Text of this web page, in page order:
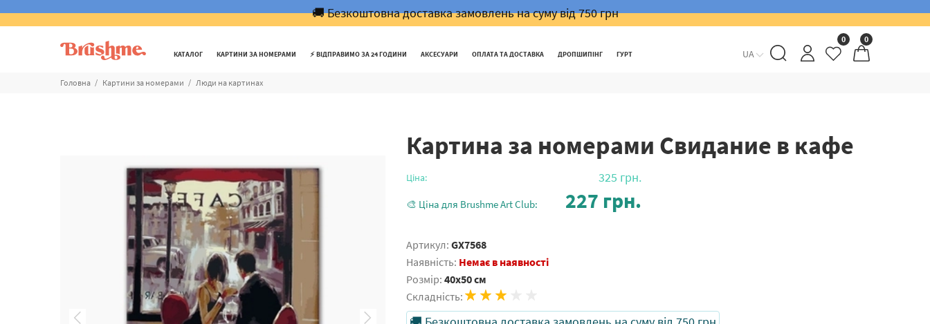
🚚 Безкоштовна доставка замовлень на суму від 750 грн
КАТАЛОГ КАРТИНИ ЗА НОМЕРАМИ ⚡️ ВІДПРАВИМО ЗА 24 ГОДИНИ АКСЕСУАРИ ОПЛАТА ТА ДОСТАВКА ДРОПШИПІНГ ГУРТ UA
0 0
Головна Картини за номерами Люди на картинах
Картина за номерами Свидание в кафе
Ціна: 325 грн.
🎨 Ціна для Brushme Art Club: 227 грн.
Артикул: GX7568
Наявність: Немає в наявності
Розмір: 40x50 см
Складність: